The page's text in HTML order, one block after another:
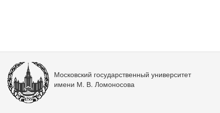
Московский государственный университет
имени М. В. Ломоносова